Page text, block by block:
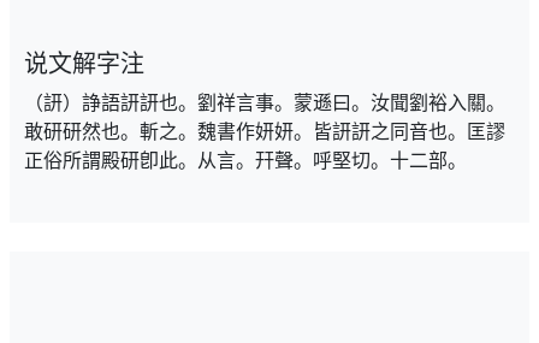
说文解字注
（訮）諍語訮訮也。劉祥言事。蒙遜曰。汝聞劉裕入關。
敢研研然也。斬之。魏書作妍妍。皆訮訮之同音也。匡謬
正俗所謂殿研卽此。从言。幵聲。呼堅切。十二部。